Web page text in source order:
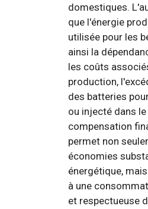
domestiques.
que l'énergie
utilisée pour les
ainsi la
les coûts
production,
des batteries
ou injecté dans
compensation
permet non
économies
énergétique,
à une
et respectueuse